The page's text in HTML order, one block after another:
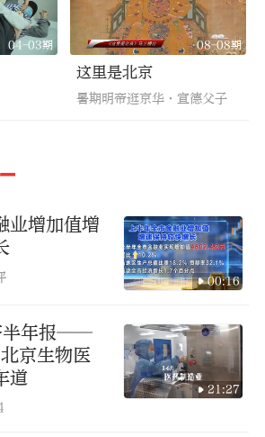
04-03期 08-08期
这里是北京
暑期明帝逛京华·宣德父子
业增加值增
00:16
半年报——
京生物医
道
21:27